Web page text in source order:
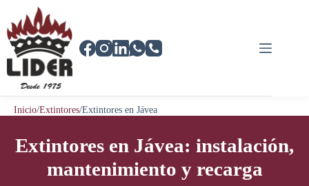
contenido
Inicio/Extintores/Extintores en Jávea
Extintores en Jávea: instalación,
mantenimiento y recarga